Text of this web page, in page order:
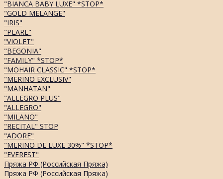
"BIANCA BABY LUXE" *STOP*
"GOLD MELANGE"
"IRIS"
"PEARL"
"VIOLET"
"BEGONIA"
"FAMILY" *STOP*
"MOHAIR CLASSIC" *STOP*
"MERINO EXCLUSIV"
"MANHATAN"
"ALLEGRO PLUS"
"ALLEGRO"
"MILANO"
"RECITAL" STOP
"ADORE"
"MERINO DE LUXE 30%" *STOP*
"EVEREST"
Пряжа РФ (Российская Пряжа)
Пряжа РФ (Российская Пряжа)